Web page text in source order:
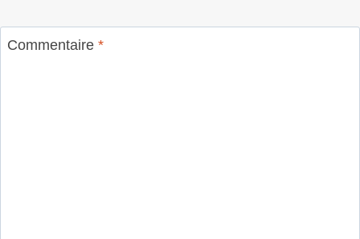
Commentaire *